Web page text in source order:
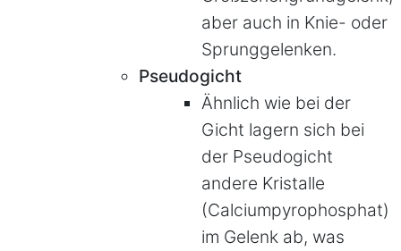
aber auch in Knie- oder
Sprunggelenken.
Pseudogicht
Ähnlich wie bei der
Gicht lagern sich bei
der Pseudogicht
andere Kristalle
(Calciumpyrophosphat)
im Gelenk ab, was